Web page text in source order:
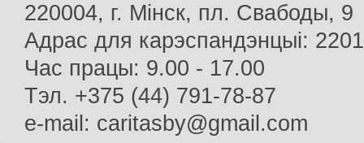
220004, г. Мінск, пл. Свабоды, 9
Адрас для карэспандэнцыі:
Час працы: 9.00 - 17.00
Тэл. +375 (44) 791-78-87
e-mail: caritasby@gmail.com